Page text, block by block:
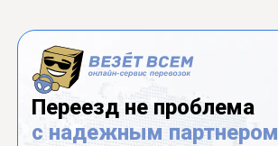
Переезд не проблема
с надежным партнером